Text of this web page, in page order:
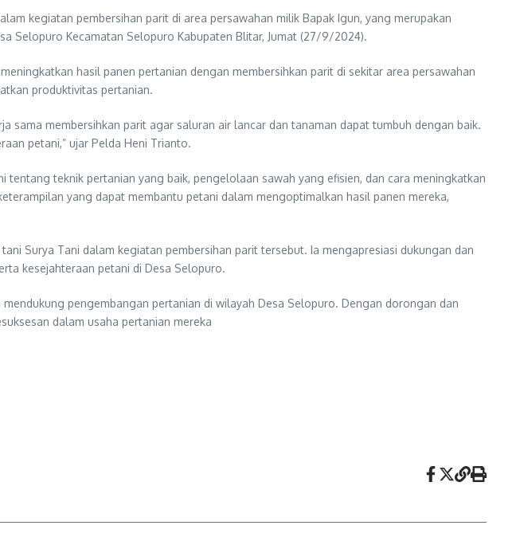
kegiatan pembersihan parit di area persawahan milik Bapak Igun, yang merupakan
Selopuro Kecamatan Selopuro Kabupaten Blitar, Jumat (27/9/2024).
hasil panen pertanian dengan membersihkan parit di sekitar area persawahan
produktivitas pertanian.
sama membersihkan parit agar saluran air lancar dan tanaman dapat tumbuh dengan baik.
petani,” ujar Pelda Heni Trianto.
teknik pertanian yang baik, pengelolaan sawah yang efisien, dan cara meningkatkan
yang dapat membantu petani dalam mengoptimalkan hasil panen mereka,
Surya Tani dalam kegiatan pembersihan parit tersebut. Ia mengapresiasi dukungan dan
kesejahteraan petani di Desa Selopuro.
pengembangan pertanian di wilayah Desa Selopuro. Dengan dorongan dan
dalam usaha pertanian mereka